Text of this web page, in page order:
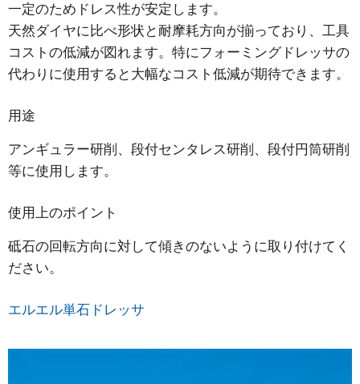
一定のためドレス性が安定します。
天然ダイヤに比べ形状と耐摩耗方向が揃っており、工具
コストの低減が図れます。特にフォーミングドレッサの
代わりに使用すると大幅なコスト低減が期待できます。
用途
アンギュラー研削、段付センタレス研削、段付円筒研削
等に使用します。
使用上のポイント
砥石の回転方向に対して傾きのないように取り付けてく
ださい。
エルエル単石ドレッサ